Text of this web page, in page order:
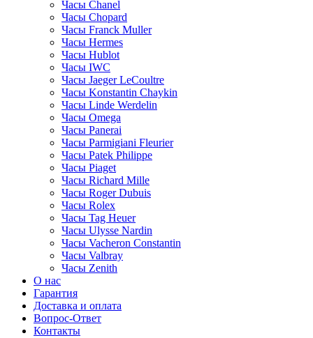
Часы Chanel
Часы Chopard
Часы Franck Muller
Часы Hermes
Часы Hublot
Часы IWC
Часы Jaeger LeCoultre
Часы Konstantin Chaykin
Часы Linde Werdelin
Часы Omega
Часы Panerai
Часы Parmigiani Fleurier
Часы Patek Philippe
Часы Piaget
Часы Richard Mille
Часы Roger Dubuis
Часы Rolex
Часы Tag Heuer
Часы Ulysse Nardin
Часы Vacheron Constantin
Часы Valbray
Часы Zenith
О нас
Гарантия
Доставка и оплата
Вопрос-Ответ
Контакты